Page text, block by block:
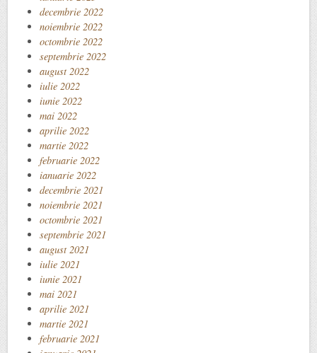
decembrie 2022
noiembrie 2022
octombrie 2022
septembrie 2022
august 2022
iulie 2022
iunie 2022
mai 2022
aprilie 2022
martie 2022
februarie 2022
ianuarie 2022
decembrie 2021
noiembrie 2021
octombrie 2021
septembrie 2021
august 2021
iulie 2021
iunie 2021
mai 2021
aprilie 2021
martie 2021
februarie 2021